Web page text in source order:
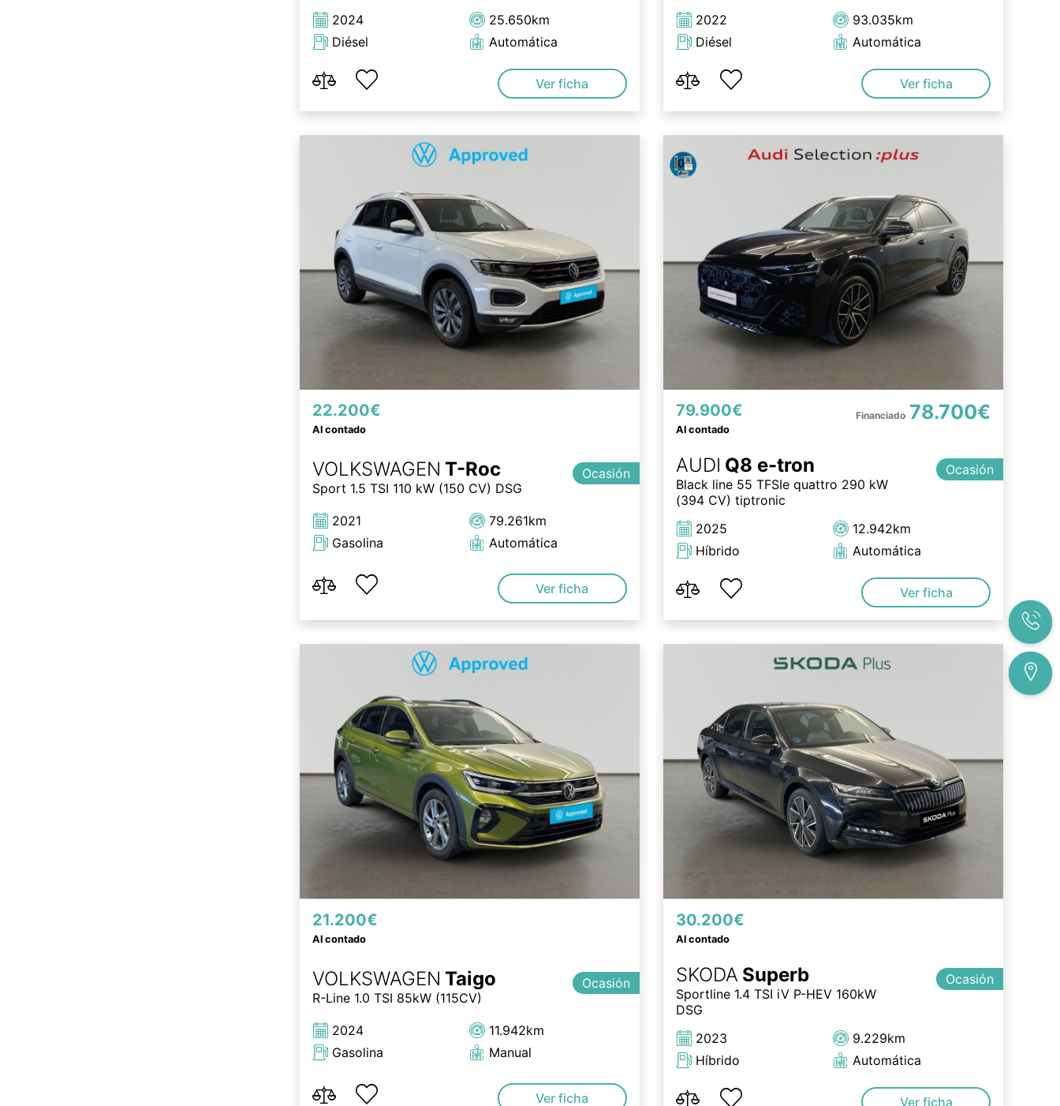
2024
Diésel
25.650km
Automática
Ver ficha
2022
Diésel
93.035km
Automática
Ver ficha
22.200€
Al contado
VOLKSWAGEN T-Roc
Sport 1.5 TSI 110 kW (150 CV) DSG
Ocasión
2021
Gasolina
79.261km
Automática
Ver ficha
79.900€
Al contado
78.700€
AUDI Q8 e-tron
Black line 55 TFSIe quattro 290 kW
(394 CV) tiptronic
Ocasión
2025
Híbrido
12.942km
Automática
Ver ficha
21.200€
Al contado
VOLKSWAGEN Taigo
R-Line 1.0 TSI 85kW (115CV)
Ocasión
2024
Gasolina
11.942km
Manual
Ver ficha
30.200€
Al contado
SKODA Superb
Sportline 1.4 TSI iV P-HEV 160kW
DSG
Ocasión
2023
Híbrido
9.229km
Automática
Ver ficha